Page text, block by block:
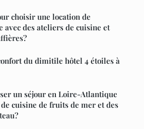
choisir une location de
avec des ateliers de cuisine et
du dimitile hôtel 4 étoiles à
un séjour en Loire-Atlantique
cuisine de fruits de mer et des